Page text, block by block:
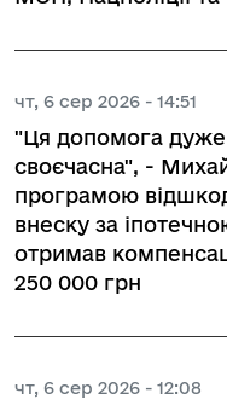
чт, 6 сер 2026 - 14:51
"Ця допомога
своєчасна", -
програмою
внеску за
отримав
250 000 грн
чт, 6 сер 2026 - 12:08